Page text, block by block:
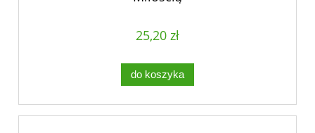
25,20 zł
do koszyka